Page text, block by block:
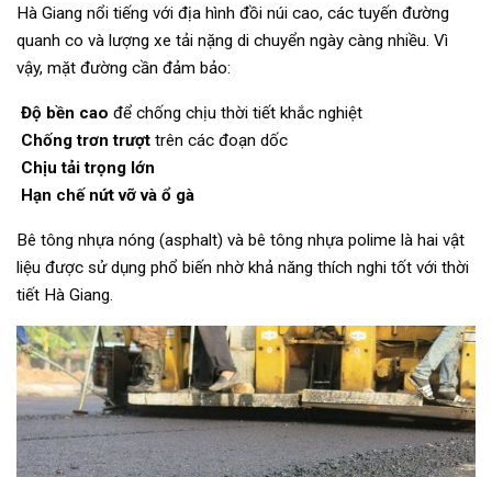
Hà Giang nổi tiếng với địa hình đồi núi cao, các tuyến đường
quanh co và lượng xe tải nặng di chuyển ngày càng nhiều. Vì
vậy, mặt đường cần đảm bảo:
Độ bền cao để chống chịu thời tiết khắc nghiệt
Chống trơn trượt trên các đoạn dốc
Chịu tải trọng lớn
Hạn chế nứt vỡ và ổ gà
Bê tông nhựa nóng (asphalt) và bê tông nhựa polime là hai vật
liệu được sử dụng phổ biến nhờ khả năng thích nghi tốt với thời
tiết Hà Giang.